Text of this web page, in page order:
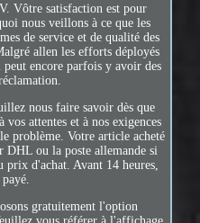
Vôtre satisfaction est pour
nous veillons à ce que les
de service et de qualité des
allen les efforts déployés
encore parfois y avoir des
nous faire savoir dès que
vos attentes et à nos exigences
problème. Votre article acheté
DHL ou la poste allemande si
d'achat. Avant 14 heures,
gratuitement l'option